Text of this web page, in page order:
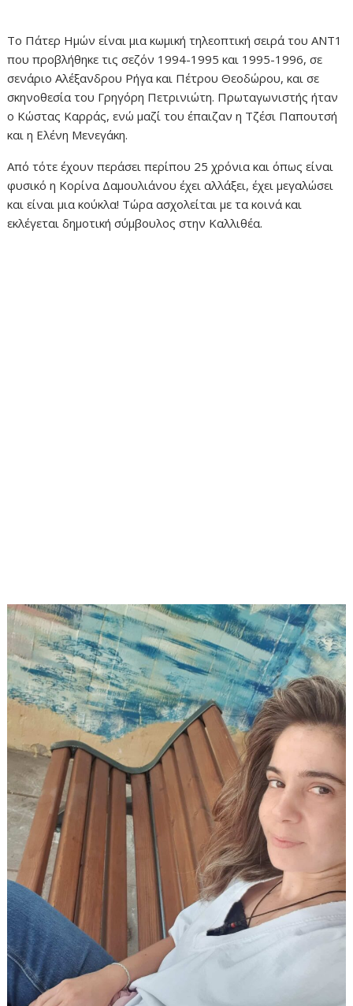
Το Πάτερ Ημών είναι μια κωμική τηλεοπτική σειρά του ΑΝΤ1
που προβλήθηκε τις σεζόν 1994-1995 και 1995-1996, σε
σενάριο Αλέξανδρου Ρήγα και Πέτρου Θεοδώρου, και σε
σκηνοθεσία του Γρηγόρη Πετρινιώτη. Πρωταγωνιστής ήταν
ο Κώστας Καρράς, ενώ μαζί του έπαιζαν η Τζέσι Παπουτσή
και η Ελένη Μενεγάκη.
Από τότε έχουν περάσει περίπου 25 χρόνια και όπως είναι
φυσικό η Κορίνα Δαμουλιάνου έχει αλλάξει, έχει μεγαλώσει
και είναι μια κούκλα! Τώρα ασχολείται με τα κοινά και
εκλέγεται δημοτική σύμβουλος στην Καλλιθέα.